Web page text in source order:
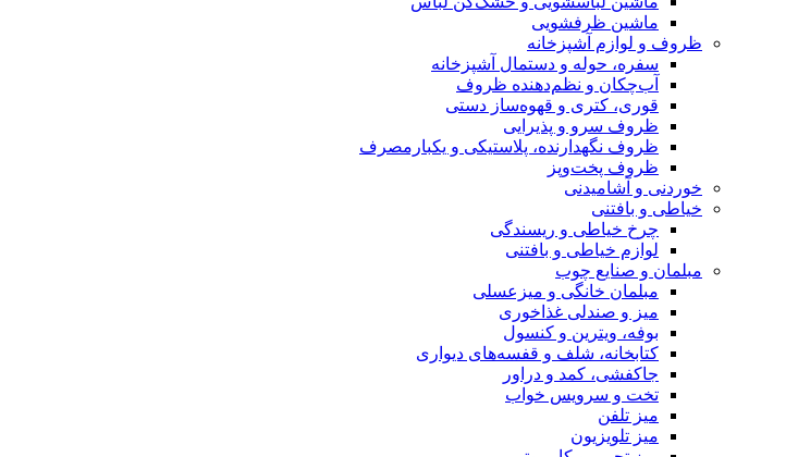
ماشین ظرفشویی
ظروف و لوازم آشپزخانه
سفره، حوله و دستمال آشپزخانه
آب‌چکان و نظم‌دهنده ظروف
قوری، کتری و قهوه‌ساز دستی
ظروف سرو و پذیرایی
ظروف نگهدارنده، پلاستیکی و یکبارمصرف
ظروف پخت‌وپز
خوردنی و آشامیدنی
خیاطی و بافتنی
چرخ خیاطی و ریسندگی
لوازم خیاطی و بافتنی
مبلمان و صنایع چوب
مبلمان خانگی و میزعسلی
میز و صندلی غذاخوری
بوفه، ویترین و کنسول
کتابخانه، شلف و قفسه‌های دیواری
جاکفشی، کمد و دراور
تخت و سرویس خواب
میز تلفن
میز تلویزیون